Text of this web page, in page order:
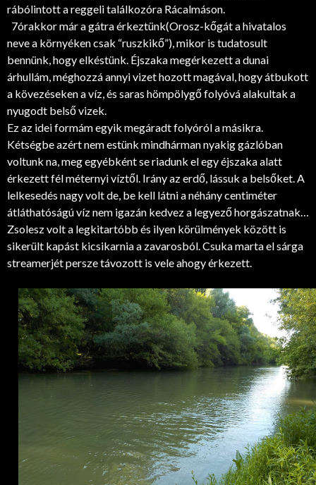
rábólintott a reggeli találkozóra Rácalmáson.
7órakkor már a gátra érkeztünk(Orosz-kőgát a hivatalos
neve a környéken csak “ruszkikő”), mikor is tudatosult
bennünk, hogy elkéstünk. Éjszaka megérkezett a dunai
árhullám, méghozzá annyi vizet hozott magával, hogy átbukott
a kövezéseken a víz, és saras hömpölygő folyóvá alakultak a
nyugodt belső vizek.
Ez az idei formám egyik megáradt folyóról a másikra.
Kétségbe azért nem estünk mindhárman nyakig gázlóban
voltunk na, meg egyébként se riadunk el egy éjszaka alatt
érkezett fél méternyi víztől. Irány az erdő, lássuk a belsőket. A
lelkesedés nagy volt de, be kell látni a néhány centiméter
átláthatóságú víz nem igazán kedvez a legyező horgászatnak…
Zsolesz volt a legkitartóbb és ilyen körülmények között is
sikerült kapást kicsikarnia a zavarosból. Csuka marta el sárga
streamerjét persze távozott is vele ahogy érkezett.